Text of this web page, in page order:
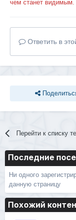
чем станет видимым.
Ответить в
Перейти к списку
Последние
Ни одного
данную страницу
Похожий